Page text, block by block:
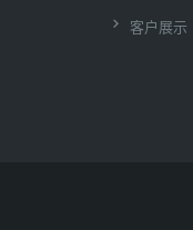
客户展示